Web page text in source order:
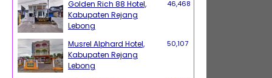
Golden Rich 88 Hotel,
Kabupaten Rejang
Lebong
46,468
Musrel Alphard Hotel,
Kabupaten Rejang
Lebong
50,107